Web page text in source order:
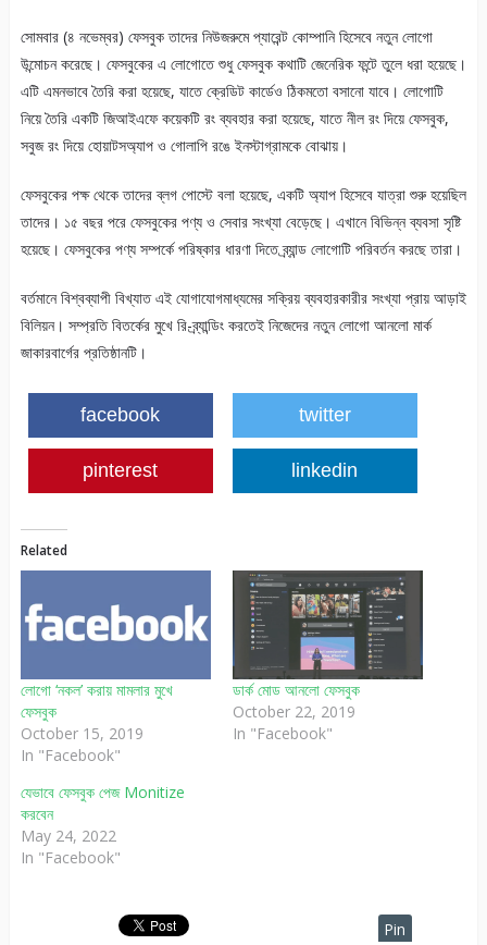
সোমবার (৪ নভেম্বর) ফেসবুক তাদের নিউজরুমে প্যারেন্ট কোম্পানি হিসেবে নতুন লোগো
উন্মোচন করেছে। ফেসবুকের এ লোগোতে শুধু ফেসবুক কথাটি জেনেরিক ফন্টে তুলে ধরা হয়েছে।
এটি এমনভাবে তৈরি করা হয়েছে, যাতে ক্রেডিট কার্ডেও ঠিকমতো বসানো যাবে। লোগোটি
নিয়ে তৈরি একটি জিআইএফে কয়েকটি রং ব্যবহার করা হয়েছে, যাতে নীল রং দিয়ে ফেসবুক,
সবুজ রং দিয়ে হোয়াটসঅ্যাপ ও গোলাপি রঙে ইনস্টাগ্রামকে বোঝায়।
ফেসবুকের পক্ষ থেকে তাদের ব্লগ পোস্টে বলা হয়েছে, একটি অ্যাপ হিসেবে যাত্রা শুরু হয়েছিল
তাদের। ১৫ বছর পরে ফেসবুকের পণ্য ও সেবার সংখ্যা বেড়েছে। এখানে বিভিন্ন ব্যবসা সৃষ্টি
হয়েছে। ফেসবুকের পণ্য সম্পর্কে পরিষ্কার ধারণা দিতে ব্র্যান্ড লোগোটি পরিবর্তন করছে তারা।
বর্তমানে বিশ্বব্যাপী বিখ্যাত এই যোগাযোগমাধ্যমের সক্রিয় ব্যবহারকারীর সংখ্যা প্রায় আড়াই
বিলিয়ন। সম্প্রতি বিতর্কের মুখে রি-ব্র্যান্ডিং করতেই নিজেদের নতুন লোগো আনলো মার্ক
জাকারবার্গের প্রতিষ্ঠানটি।
facebook twitter
pinterest linkedin
Related
লোগো ‘নকল’ করায় মামলার মুখে
ফেসবুক
October 15, 2019
In "Facebook"
ডার্ক মোড আনলো ফেসবুক
October 22, 2019
In "Facebook"
যেভাবে ফেসবুক পেজ Monitize
করবেন
May 24, 2022
In "Facebook"
Pin